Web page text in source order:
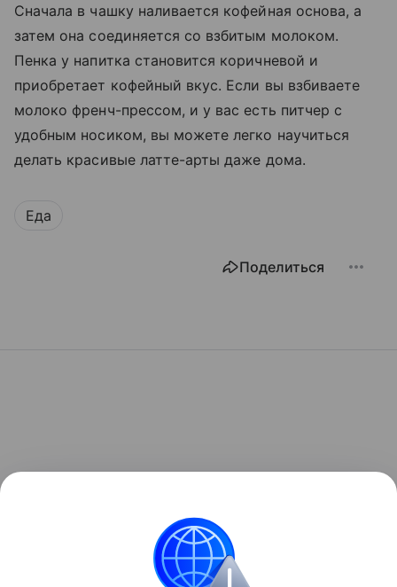
Сначала в чашку наливается кофейная основа, а
затем она соединяется со взбитым молоком.
Пенка у напитка становится коричневой и
приобретает кофейный вкус. Если вы взбиваете
молоко френч-прессом, и у вас есть питчер с
удобным носиком, вы можете легко научиться
делать красивые латте-арты даже дома.
Еда
Поделиться